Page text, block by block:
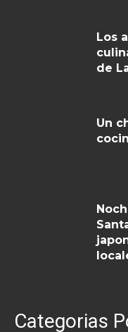
Los
de
Un
Categorias